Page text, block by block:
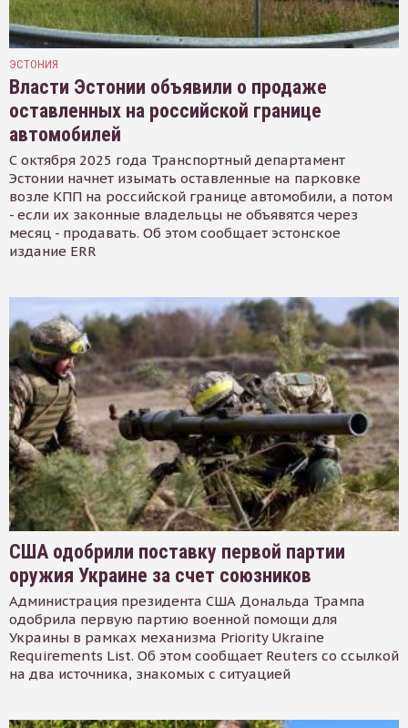
ЭСТОНИЯ
Власти Эстонии объявили о продаже
оставленных на российской границе
автомобилей
С октября 2025 года Транспортный департамент
Эстонии начнет изымать оставленные на парковке
возле КПП на российской границе автомобили, а потом
- если их законные владельцы не объявятся через
месяц - продавать. Об этом сообщает эстонское
издание ERR
США одобрили поставку первой партии
оружия Украине за счет союзников
Администрация президента США Дональда Трампа
одобрила первую партию военной помощи для
Украины в рамках механизма Priority Ukraine
Requirements List. Об этом сообщает Reuters со ссылкой
на два источника, знакомых с ситуацией